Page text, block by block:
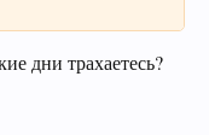
дни трахаетесь?